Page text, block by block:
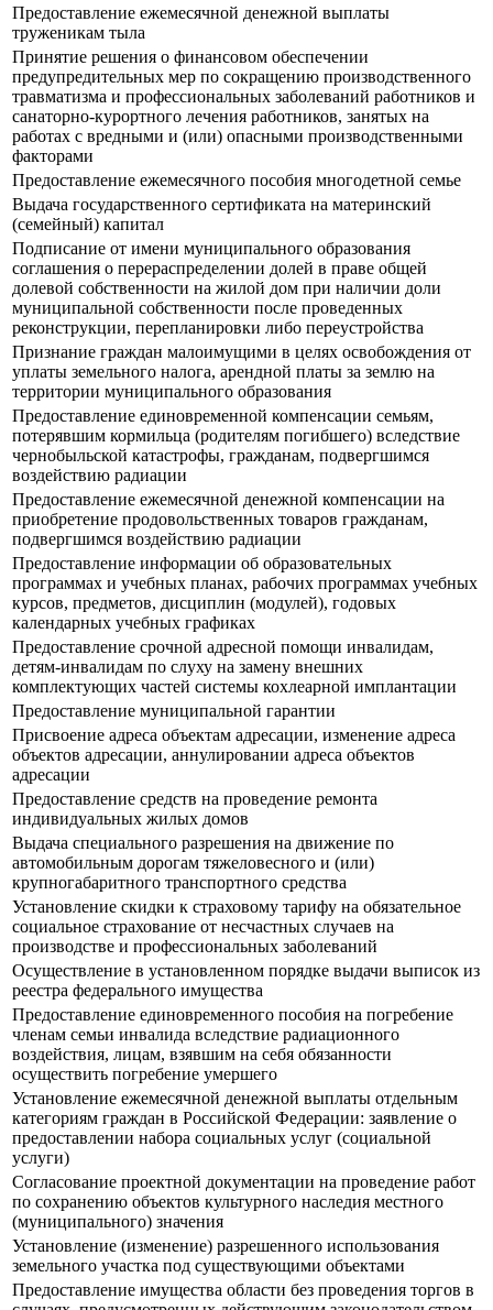
Предоставление ежемесячной денежной выплаты
труженикам тыла
Принятие решения о финансовом обеспечении
предупредительных мер по сокращению производственного
травматизма и профессиональных заболеваний работников и
санаторно-курортного лечения работников, занятых на
работах с вредными и (или) опасными производственными
факторами
Предоставление ежемесячного пособия многодетной семье
Выдача государственного сертификата на материнский
(семейный) капитал
Подписание от имени муниципального образования
соглашения о перераспределении долей в праве общей
долевой собственности на жилой дом при наличии доли
муниципальной собственности после проведенных
реконструкции, перепланировки либо переустройства
Признание граждан малоимущими в целях освобождения от
уплаты земельного налога, арендной платы за землю на
территории муниципального образования
Предоставление единовременной компенсации семьям,
потерявшим кормильца (родителям погибшего) вследствие
чернобыльской катастрофы, гражданам, подвергшимся
воздействию радиации
Предоставление ежемесячной денежной компенсации на
приобретение продовольственных товаров гражданам,
подвергшимся воздействию радиации
Предоставление информации об образовательных
программах и учебных планах, рабочих программах учебных
курсов, предметов, дисциплин (модулей), годовых
календарных учебных графиках
Предоставление срочной адресной помощи инвалидам,
детям-инвалидам по слуху на замену внешних
комплектующих частей системы кохлеарной имплантации
Предоставление муниципальной гарантии
Присвоение адреса объектам адресации, изменение адреса
объектов адресации, аннулировании адреса объектов
адресации
Предоставление средств на проведение ремонта
индивидуальных жилых домов
Выдача специального разрешения на движение по
автомобильным дорогам тяжеловесного и (или)
крупногабаритного транспортного средства
Установление скидки к страховому тарифу на обязательное
социальное страхование от несчастных случаев на
производстве и профессиональных заболеваний
Осуществление в установленном порядке выдачи выписок из
реестра федерального имущества
Предоставление единовременного пособия на погребение
членам семьи инвалида вследствие радиационного
воздействия, лицам, взявшим на себя обязанности
осуществить погребение умершего
Установление ежемесячной денежной выплаты отдельным
категориям граждан в Российской Федерации: заявление о
предоставлении набора социальных услуг (социальной
услуги)
Согласование проектной документации на проведение работ
по сохранению объектов культурного наследия местного
(муниципального) значения
Установление (изменение) разрешенного использования
земельного участка под существующими объектами
Предоставление имущества области без проведения торгов в